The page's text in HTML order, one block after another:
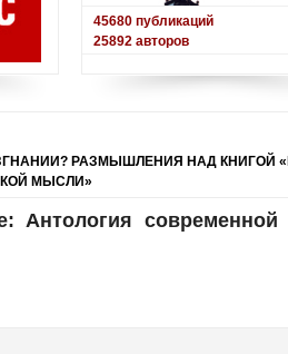
45680 публикаций
25892 авторов
РАЗМЫШЛЕНИЯ НАД КНИГОЙ
МЫСЛИ»
Антология